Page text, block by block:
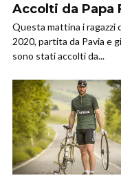
Accolti da Papa
Questa mattina i ragazzi
2020, partita da Pavia e
sono stati accolti da...